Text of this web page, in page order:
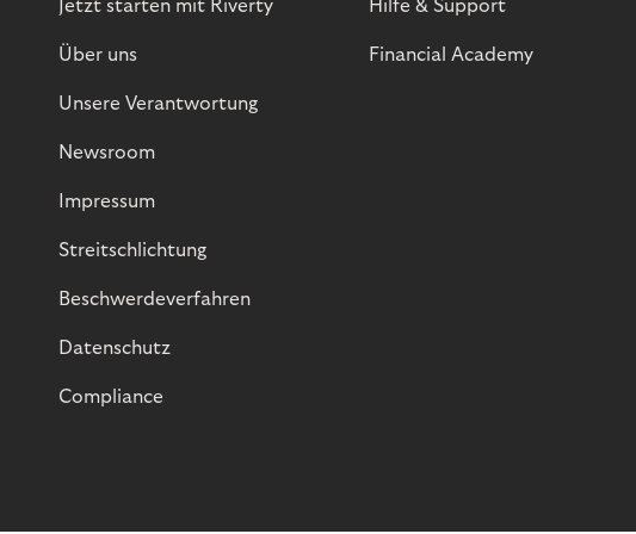
Jetzt starten mit Riverty
Über uns
Unsere Verantwortung
Newsroom
Impressum
Streitschlichtung
Beschwerdeverfahren
Datenschutz
Compliance
Hilfe & Support
Financial Academy